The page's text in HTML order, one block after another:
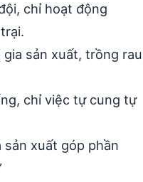
chỉ hoạt động
gia sản xuất, trồng rau
chỉ việc tự cung tự
sản xuất góp phần